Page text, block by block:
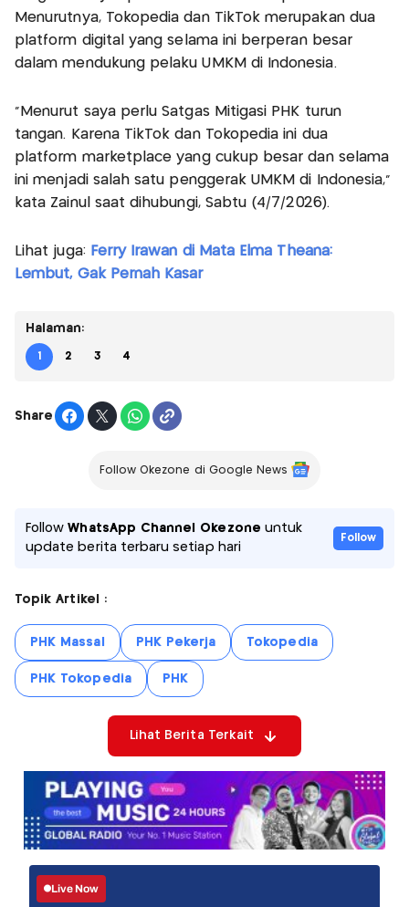
Menurutnya, Tokopedia dan TikTok merupakan dua
platform digital yang selama ini berperan besar
dalam mendukung pelaku UMKM di Indonesia.
"Menurut saya perlu Satgas Mitigasi PHK turun
tangan. Karena TikTok dan Tokopedia ini dua
platform marketplace yang cukup besar dan selama
ini menjadi salah satu penggerak UMKM di Indonesia,"
kata Zainul saat dihubungi, Sabtu (4/7/2026).
Lihat juga: Ferry Irawan di Mata Elma Theana:
Lembut, Gak Pernah Kasar
Halaman:
1 2 3 4
Share
Follow Okezone di Google News
FollowWhatsApp Channel Okezone untuk
update berita terbaru setiap hari
Follow
Topik Artikel :
PHK Massal PHK Pekerja Tokopedia
PHK Tokopedia PHK
Lihat Berita Terkait
Live Now